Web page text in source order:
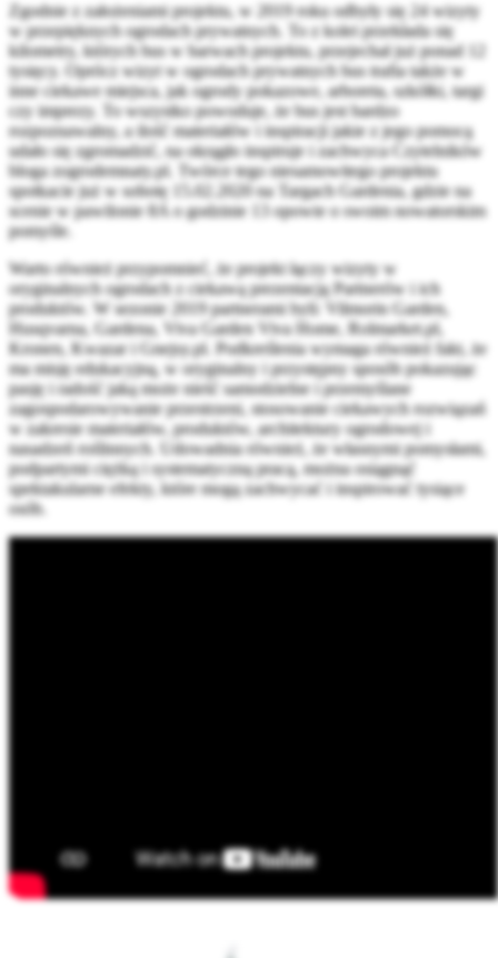
Zgodnie z założeniami projektu, w 2019 roku odbyły się 24 wizyty
w przepięknych ogrodach prywatnych. To z kolei przekłada się
kilometry, których bus w barwach projektu, przejechał już ponad 12
tysięcy. Oprócz wizyt w ogrodach prywatnych bus trafia także w
inne ciekawe miejsca, jak ogrody pokazowe, arboreta, szkółki, targi
czy imprezy. To wszystko powoduje, że bus jest bardzo
rozpoznawalny, a ilość materiałów i inspiracji jakie z jego pomocą
udało się zgromadzić, na okrągło inspiruje i zachwyca Czytelników
bloga zogrodemnaty.pl. Twórce tego niesamowitego projektu
spotkacie już w sobotę 15.02.2020 na Targach Gardenia, gdzie na
scenie w pawilonie 8A o godzinie 13 opowie o swoim nowatorskim
pomyśle.
Warto również przypomnieć, że projekt łączy wizyty w
oryginalnych ogrodach z ciekawą prezentacją Partnerów i ich
produktów. W sezonie 2019 partnerami byli: Vilmorin Garden,
Husqvarna, Gardena, Viva Garden Viva Home, Rolmarket.pl,
Kronen, Kwazar i Gnejsy.pl. Podkreślenia wymaga również fakt, że
ma misję edukacyjną, w oryginalny i przystępny sposób pokazując
pasję i radość jaką może nieść samodzielne i przemyślane
zagospodarowywanie przestrzeni, stosowanie ciekawych rozwiązań
w zakresie materiałów, produktów, architektury ogrodowej i
nasadzeń roślinnych. Udowadnia również, że własnymi pomysłami,
podpartymi ciężką i systematyczną pracą, można osiągnąć
spektakularne efekty, które mogą zachwycać i inspirować tysiące
osób.